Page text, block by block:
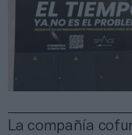
La compañía